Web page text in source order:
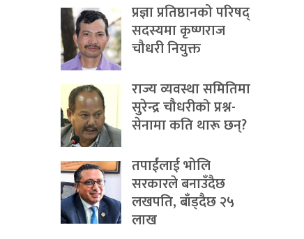
प्रज्ञा प्रतिष्ठानको परिषद्
सदस्यमा कृष्णराज
चौधरी नियुक्त
राज्य व्यवस्था समितिमा
सुरेन्द्र चौधरीको प्रश्न-
सेनामा कति थारू छन्?
तपाईंलाई भोलि
सरकारले बनाउँदैछ
लखपति, बाँड्दैछ २५
लाख